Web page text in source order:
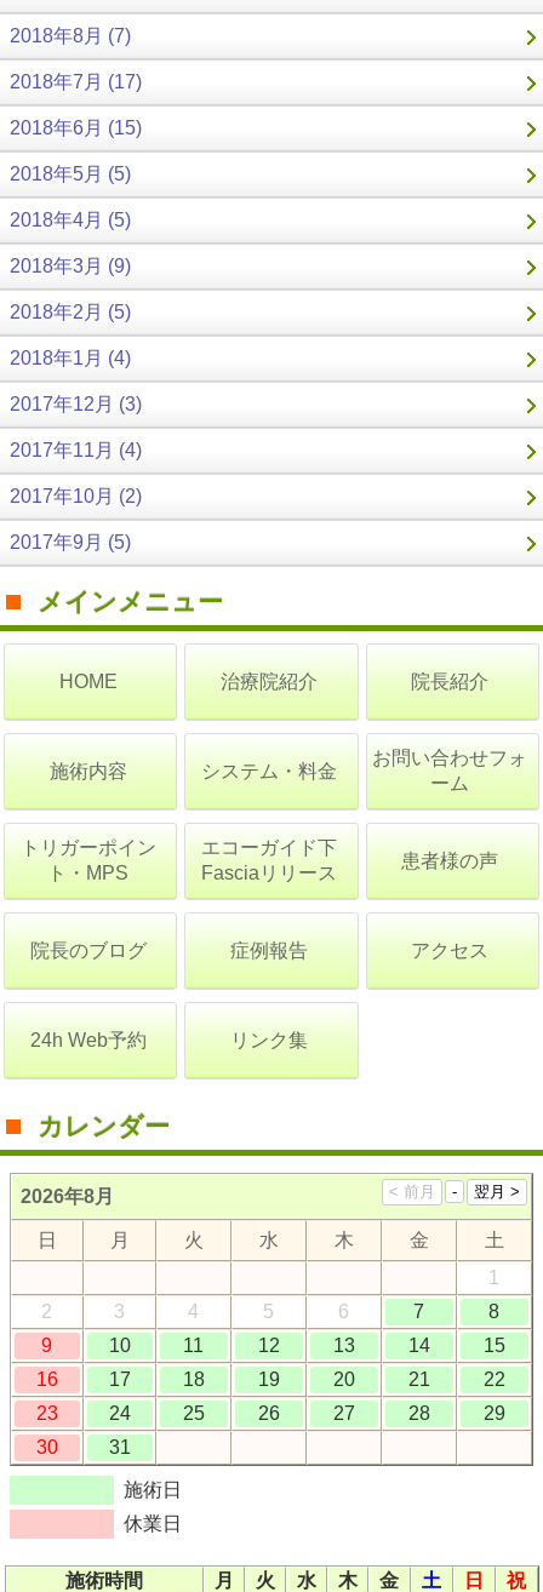
2018年8月 (7)
2018年7月 (17)
2018年6月 (15)
2018年5月 (5)
2018年4月 (5)
2018年3月 (9)
2018年2月 (5)
2018年1月 (4)
2017年12月 (3)
2017年11月 (4)
2017年10月 (2)
2017年9月 (5)
メインメニュー
HOME 治療院紹介 院長紹介
施術内容 システム・料金
お問い合わせフォ
ーム
トリガーポイン
ト・MPS
エコーガイド下
Fasciaリリース
患者様の声
院長のブログ 症例報告 アクセス
24h Web予約 リンク集
カレンダー
2026年8月
日 月 火 水 木 金
土
1
2
3 4 5 6 7
8
9
10 11 12 13 14
15
16
17 18 19 20 21
22
23
24 25 26 27 28
29
30
31
施術日
休業日
施術時間 月 火 水 木 金 土 日
祝